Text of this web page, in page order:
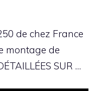
de chez France
montage de
SUR …